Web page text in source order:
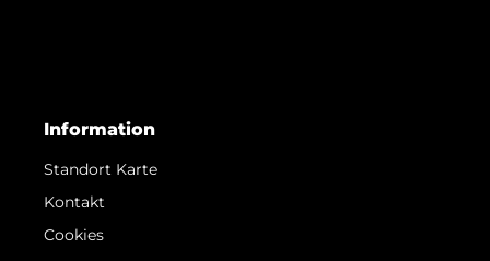
Information
Standort Karte
Kontakt
Cookies